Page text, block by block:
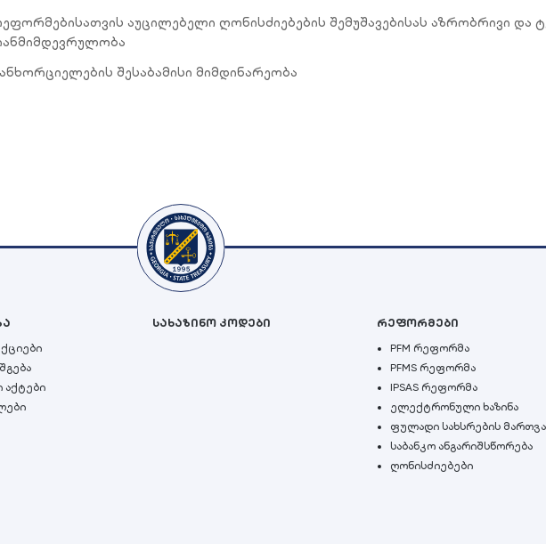
აუცილებელი ღონისძიებების შემუშავებისას აზრობრივი და
შესაბამისი მიმდინარეობა
აქტები
სახაზინო კოდები რეფორმები
PFM რეფორმა
PFMS რეფორმა
IPSAS რეფორმა
ელექტრონული ხაზინა
ფულადი სახსრების მართვა
საბანკო ანგარიშსწორება
ღონისძიებები